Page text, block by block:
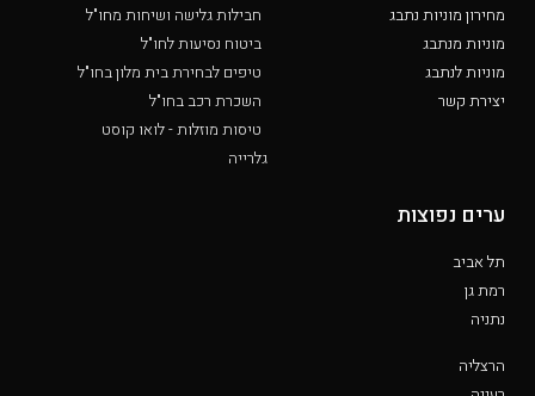
מחירון מוניות נתבג
מוניות מנתבג
מוניות לנתבג
יצירת קשר
חבילות גלישה ושיחות מחו"ל
ביטוח נסיעות לחו"ל
טיפים לבחירת בית מלון בחו"ל
השכרת רכב בחו"ל
טיסות מוזלות - לואו קוסט
גלרייה
ערים נפוצות
תל אביב
רמת גן
נתניה
הרצליה